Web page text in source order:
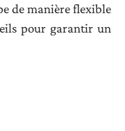
de manière flexible
pour garantir un